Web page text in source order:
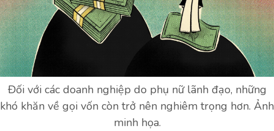
Đối với các doanh nghiệp do phụ nữ lãnh đạo, những
khó khăn về gọi vốn còn trở nên nghiêm trọng hơn. Ảnh
minh họa.